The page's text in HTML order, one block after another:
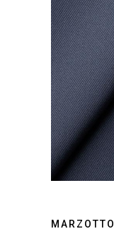
MARZOTTO